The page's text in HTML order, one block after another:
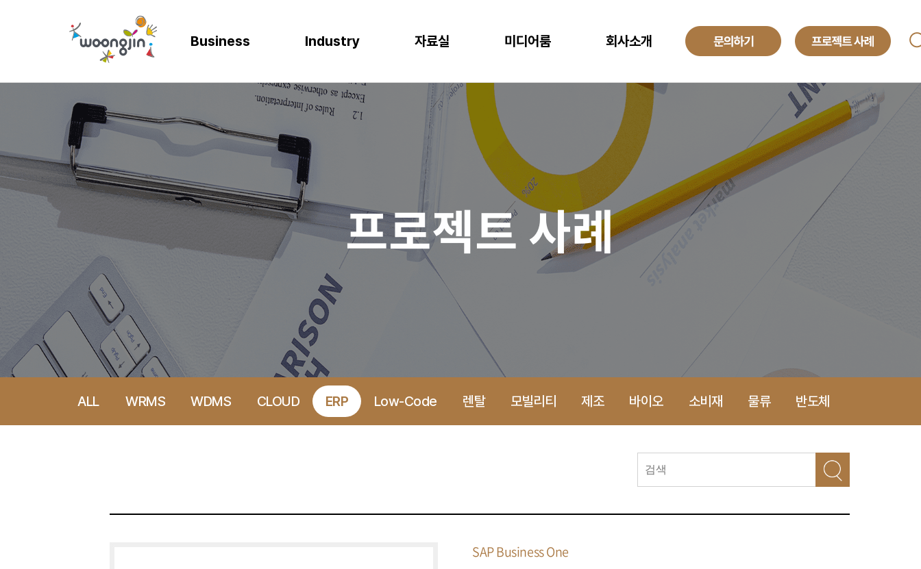
Business
AICC | AI 고객상담 시스템
WIKL | AI 인사이트 플랫폼
AI웅수 | 그룹웨어 AI
SAP Joule
Mendix MAIA
WRMS
WDMS
Business Synergy Suite
ERP
SAP S/4HANA
SAP Business One
SAP EWM
Microsoft Dynamics 365
Smart Factory
WiJARD Package
CLOUD ONEPACK
CLOUD
AWS (Amazon Web Services)
Microsoft Azure
Microsoft Power Platform
NAVER Cloud Platform
Mendix
워크쓰루 & 네이버웍스 코어
MANAGED SERVICE
Global Development Center
컨텍센터 BPO
Payroll BPO
Industry
고객 만족도 및 충성도 증대
사업 확장 및 브랜드 신뢰도 증가
통합 관리 및 운영 효율화
모빌리티
디지털 혁신을 위한 최적의 도구
프로세스 정립 및 글로벌 운영 시스템 구축
효율적인 자원관리
제조
디지털 혁신과 생산성
인공지능과 머신러닝으로 제조 혁신 실현
계획과 목표 중심의 프로세스 설계로 품질 향상
바이오
엄격한 규제 준수를 위한 IT시스템
성장을 위한 기반 마련
소비재
플랫폼을 통한 경쟁력 강화
데이터 분석과 기술의 활용
물류
복잡한 물류 현장을 위한 통합된 플랫폼
재고 없는 창고
미래 성장을 위한 유연한 물류 시스템
고도의 정밀성과 효율성을 위한 도구
자료실
프로젝트 사례
다운로드
미디어룸
공지사항
블로그
회사소개
기업소개
투자정보
해외법인
채용정보
추천 검색어 WRMS WDMS SAP ERP
렌탈 모빌리티 클라우드
프로젝트 사례
ALL WRMS WDMS CLOUD ERP Low-Code 렌탈 모빌리티 제조 바이오 소비재 물류 반도체
SAP Business One